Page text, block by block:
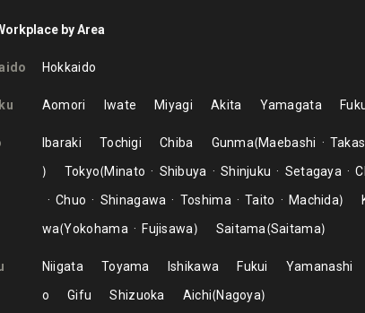
by Area
Hokkaido
Aomori Iwate Miyagi Akita Yamagata
Ibaraki Tochigi Chiba Gunma Maebashi
Tokyo Minato Shibuya Shinjuku Setagaya
Chuo
Shinagawa Toshima Taito Machida
wa Yokohama Fujisawa Saitama Saitama
Niigata Toyama Ishikawa Fukui Yamanashi
o
Gifu Shizuoka Aichi Nagoya